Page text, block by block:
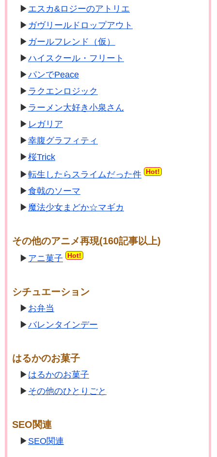
エスカ&ロジーのアトリエ
ガヴリールドロップアウト
ガールフレンド（仮）
ハイスクール・フリート
パンでPeace
ラクエンロジック
ラーメン大好き小泉さん
レガリア
幸腹グラフィティ
桜Trick
転生したらスライムだった件
Hot!
食戟のソーマ
魔法少女まどか☆マギカ
その他のアニメ再現(160記事以上)
アニ菓子 Hot!
シチュエーション
お弁当
バレンタインデー
はるかのお菓子
はるかのお菓子
その他のひとりごと
SEO関連
SEO関連